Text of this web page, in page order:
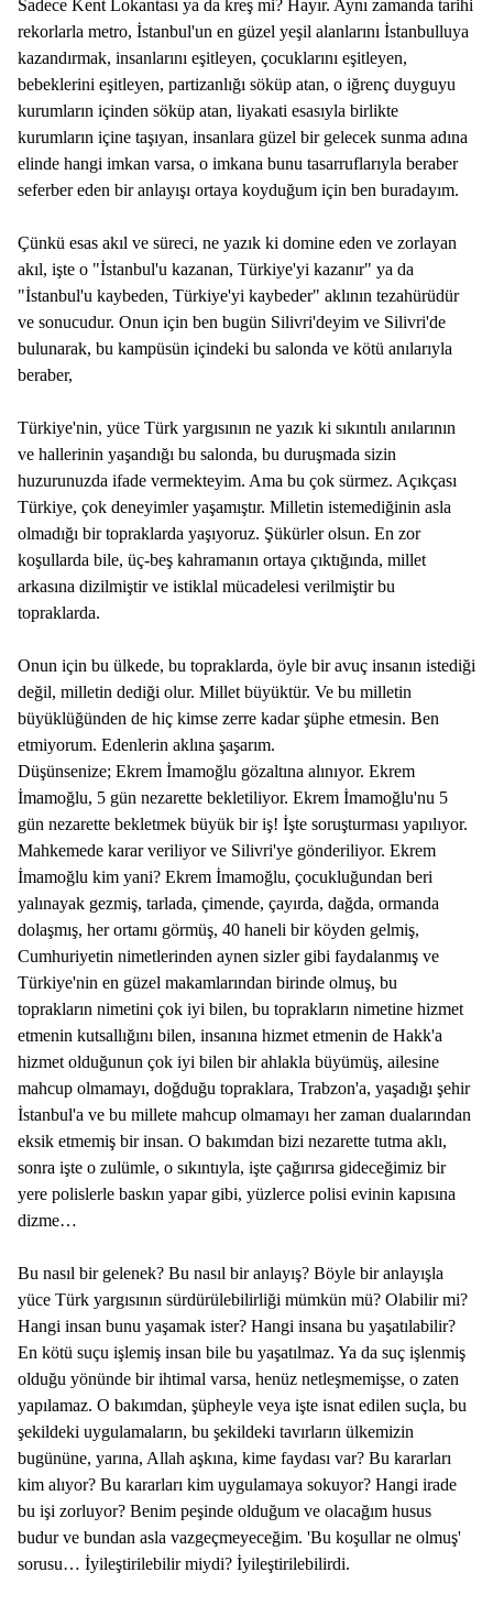
Sadece Kent Lokantası ya da kreş mi? Hayır. Aynı zamanda tarihi
rekorlarla metro, İstanbul'un en güzel yeşil alanlarını İstanbulluya
kazandırmak, insanlarını eşitleyen, çocuklarını eşitleyen,
bebeklerini eşitleyen, partizanlığı söküp atan, o iğrenç duyguyu
kurumların içinden söküp atan, liyakati esasıyla birlikte
kurumların içine taşıyan, insanlara güzel bir gelecek sunma adına
elinde hangi imkan varsa, o imkana bunu tasarruflarıyla beraber
seferber eden bir anlayışı ortaya koyduğum için ben buradayım.
Çünkü esas akıl ve süreci, ne yazık ki domine eden ve zorlayan
akıl, işte o "İstanbul'u kazanan, Türkiye'yi kazanır" ya da
"İstanbul'u kaybeden, Türkiye'yi kaybeder" aklının tezahürüdür
ve sonucudur. Onun için ben bugün Silivri'deyim ve Silivri'de
bulunarak, bu kampüsün içindeki bu salonda ve kötü anılarıyla
beraber,
Türkiye'nin, yüce Türk yargısının ne yazık ki sıkıntılı anılarının
ve hallerinin yaşandığı bu salonda, bu duruşmada sizin
huzurunuzda ifade vermekteyim. Ama bu çok sürmez. Açıkçası
Türkiye, çok deneyimler yaşamıştır. Milletin istemediğinin asla
olmadığı bir topraklarda yaşıyoruz. Şükürler olsun. En zor
koşullarda bile, üç-beş kahramanın ortaya çıktığında, millet
arkasına dizilmiştir ve istiklal mücadelesi verilmiştir bu
topraklarda.
Onun için bu ülkede, bu topraklarda, öyle bir avuç insanın istediği
değil, milletin dediği olur. Millet büyüktür. Ve bu milletin
büyüklüğünden de hiç kimse zerre kadar şüphe etmesin. Ben
etmiyorum. Edenlerin aklına şaşarım.
Düşünsenize; Ekrem İmamoğlu gözaltına alınıyor. Ekrem
İmamoğlu, 5 gün nezarette bekletiliyor. Ekrem İmamoğlu'nu 5
gün nezarette bekletmek büyük bir iş! İşte soruşturması yapılıyor.
Mahkemede karar veriliyor ve Silivri'ye gönderiliyor. Ekrem
İmamoğlu kim yani? Ekrem İmamoğlu, çocukluğundan beri
yalınayak gezmiş, tarlada, çimende, çayırda, dağda, ormanda
dolaşmış, her ortamı görmüş, 40 haneli bir köyden gelmiş,
Cumhuriyetin nimetlerinden aynen sizler gibi faydalanmış ve
Türkiye'nin en güzel makamlarından birinde olmuş, bu
toprakların nimetini çok iyi bilen, bu toprakların nimetine hizmet
etmenin kutsallığını bilen, insanına hizmet etmenin de Hakk'a
hizmet olduğunun çok iyi bilen bir ahlakla büyümüş, ailesine
mahcup olmamayı, doğduğu topraklara, Trabzon'a, yaşadığı şehir
İstanbul'a ve bu millete mahcup olmamayı her zaman dualarından
eksik etmemiş bir insan. O bakımdan bizi nezarette tutma aklı,
sonra işte o zulümle, o sıkıntıyla, işte çağırırsa gideceğimiz bir
yere polislerle baskın yapar gibi, yüzlerce polisi evinin kapısına
dizme…
Bu nasıl bir gelenek? Bu nasıl bir anlayış? Böyle bir anlayışla
yüce Türk yargısının sürdürülebilirliği mümkün mü? Olabilir mi?
Hangi insan bunu yaşamak ister? Hangi insana bu yaşatılabilir?
En kötü suçu işlemiş insan bile bu yaşatılmaz. Ya da suç işlenmiş
olduğu yönünde bir ihtimal varsa, henüz netleşmemişse, o zaten
yapılamaz. O bakımdan, şüpheyle veya işte isnat edilen suçla, bu
şekildeki uygulamaların, bu şekildeki tavırların ülkemizin
bugününe, yarına, Allah aşkına, kime faydası var? Bu kararları
kim alıyor? Bu kararları kim uygulamaya sokuyor? Hangi irade
bu işi zorluyor? Benim peşinde olduğum ve olacağım husus
budur ve bundan asla vazgeçmeyeceğim. 'Bu koşullar ne olmuş'
sorusu… İyileştirilebilir miydi? İyileştirilebilirdi.